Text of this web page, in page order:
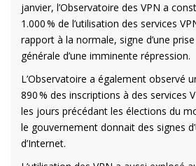
janvier, l’Observatoire des VPN a
1.000 % de l’utilisation des services
rapport à la normale, signe d’une
générale d’une imminente répression.
L’Observatoire a également observé
890 % des inscriptions à des services
les jours précédant les élections du
le gouvernement donnait des signes
d’Internet.